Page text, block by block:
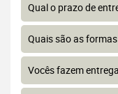
Qual o prazo de
Quais são as
Vocês fazem